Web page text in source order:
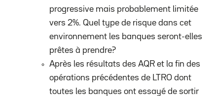
progressive mais probablement limitée
vers 2%. Quel type de risque dans cet
environnement les banques seront-elles
prêtes à prendre?
Après les résultats des AQR et la fin des
opérations précédentes de LTRO dont
toutes les banques ont essayé de sortir